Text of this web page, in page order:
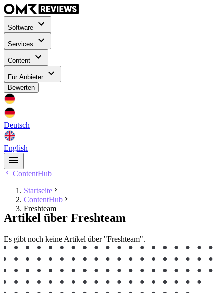
Software
Services
Content
Für Anbieter
Bewerten
Deutsch
English
ContentHub
Startseite
ContentHub
Freshteam
Artikel über Freshteam
Es gibt noch keine Artikel über "Freshteam".